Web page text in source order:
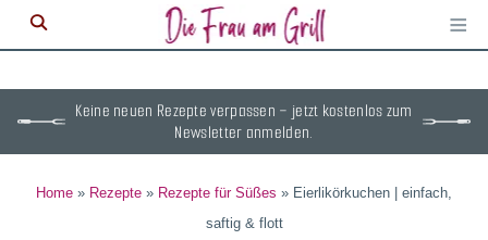
≡
Keine neuen Rezepte verpassen – jetzt kostenlos zum
Newsletter anmelden.
Home » Rezepte » Rezepte für Süßes » Eierlikörkuchen | einfach,
saftig & flott